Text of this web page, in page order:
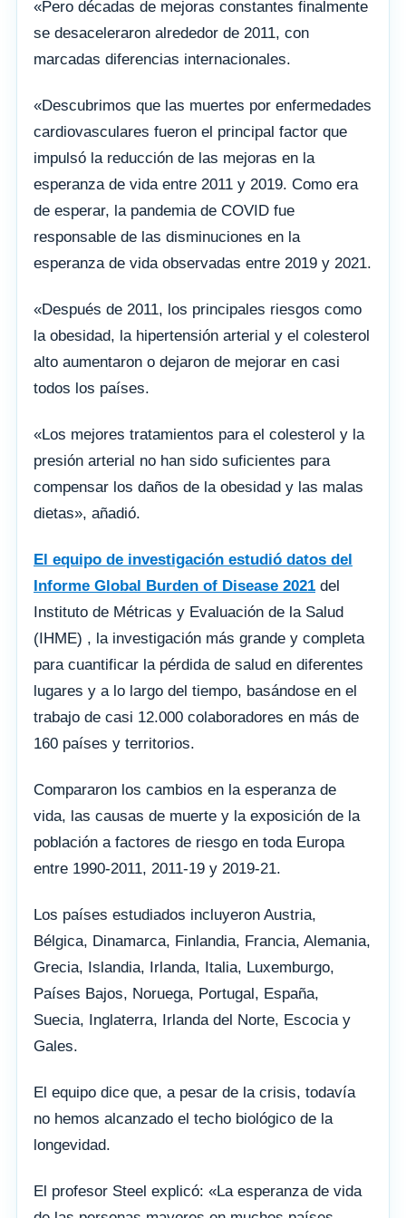
«Pero décadas de mejoras constantes finalmente
se desaceleraron alrededor de 2011, con
marcadas diferencias internacionales.
«Descubrimos que las muertes por enfermedades
cardiovasculares fueron el principal factor que
impulsó la reducción de las mejoras en la
esperanza de vida entre 2011 y 2019. Como era
de esperar, la pandemia de COVID fue
responsable de las disminuciones en la
esperanza de vida observadas entre 2019 y 2021.
«Después de 2011, los principales riesgos como
la obesidad, la hipertensión arterial y el colesterol
alto aumentaron o dejaron de mejorar en casi
todos los países.
«Los mejores tratamientos para el colesterol y la
presión arterial no han sido suficientes para
compensar los daños de la obesidad y las malas
dietas», añadió.
El equipo de investigación estudió datos del
Informe Global Burden of Disease 2021 del
Instituto de Métricas y Evaluación de la Salud
(IHME) , la investigación más grande y completa
para cuantificar la pérdida de salud en diferentes
lugares y a lo largo del tiempo, basándose en el
trabajo de casi 12.000 colaboradores en más de
160 países y territorios.
Compararon los cambios en la esperanza de
vida, las causas de muerte y la exposición de la
población a factores de riesgo en toda Europa
entre 1990-2011, 2011-19 y 2019-21.
Los países estudiados incluyeron Austria,
Bélgica, Dinamarca, Finlandia, Francia, Alemania,
Grecia, Islandia, Irlanda, Italia, Luxemburgo,
Países Bajos, Noruega, Portugal, España,
Suecia, Inglaterra, Irlanda del Norte, Escocia y
Gales.
El equipo dice que, a pesar de la crisis, todavía
no hemos alcanzado el techo biológico de la
longevidad.
El profesor Steel explicó: «La esperanza de vida